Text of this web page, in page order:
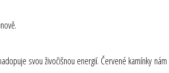
svou živočišnou energií. Červené kamínky